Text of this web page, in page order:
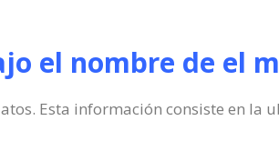
el nombre de el
Esta información consiste en la